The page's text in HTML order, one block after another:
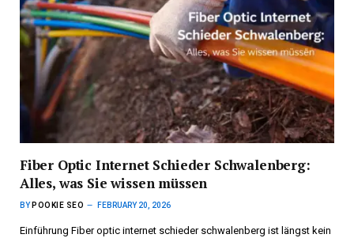
Fiber Optic Internet Schieder Schwalenberg:
Alles, was Sie wissen müssen
BY POOKIE SEO FEBRUARY 20, 2026
Einführung Fiber optic internet schieder schwalenberg ist längst kein